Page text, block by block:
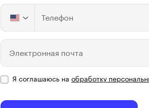
Телефон
Электронная почта
Я соглашаюсь на обработку